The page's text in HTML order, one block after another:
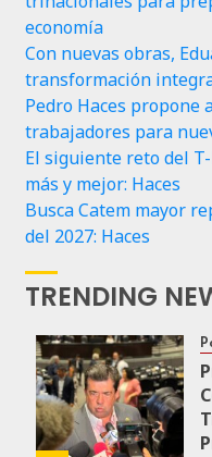
economía
Con nuevas obras,
transformación
Pedro Haces propone
trabajadores para
El siguiente reto del
más y mejor: Haces
Busca Catem mayor
del 2027: Haces
TRENDING